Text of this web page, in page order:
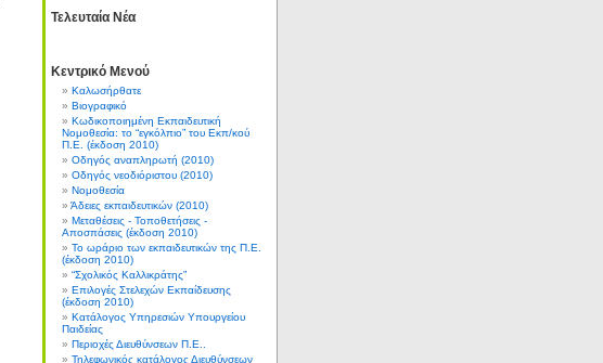
Τελευταία Νέα
Κεντρικό Μενού
Καλωσήρθατε
Βιογραφικό
Κωδικοποιημένη Εκπαιδευτική
Νομοθεσία: το “εγκόλπιο” του Εκπ/κού
Π.Ε. (έκδοση 2010)
Οδηγός αναπληρωτή (2010)
Οδηγός νεοδιόριστου (2010)
Nομοθεσία
Άδειες εκπαιδευτικών (2010)
Μεταθέσεις - Τοποθετήσεις -
Αποσπάσεις (έκδοση 2010)
Το ωράριο των εκπαιδευτικών της Π.Ε.
(έκδοση 2010)
“Σχολικός Καλλικράτης”
Επιλογές Στελεχών Εκπαίδευσης
(έκδοση 2010)
Κατάλογος Υπηρεσιών Υπουργείου
Παιδείας
Περιοχές Διευθύνσεων Π.Ε..
Τηλεφωνικός κατάλογος Διευθύνσεων